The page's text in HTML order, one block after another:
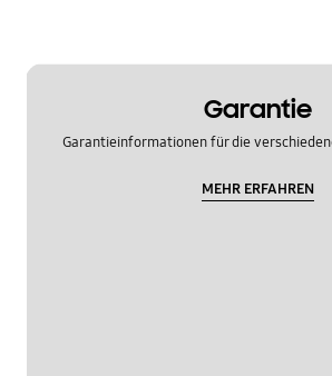
Garantie
Garantieinformationen für die
MEHR ERFAHREN